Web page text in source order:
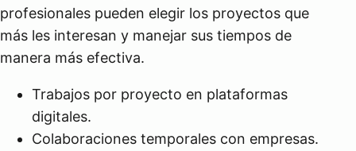
profesionales pueden elegir los proyectos que
más les interesan y manejar sus tiempos de
manera más efectiva.
Trabajos por proyecto en plataformas
digitales.
Colaboraciones temporales con empresas.